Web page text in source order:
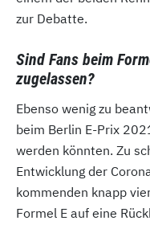
zur Debatte.
Sind Fans beim
zugelassen?
Ebenso wenig zu
beim Berlin E-Prix
werden könnten. Zu
Entwicklung der
kommenden knapp
Formel E auf eine